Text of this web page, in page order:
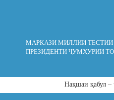
МАРКАЗИ МИЛЛИИ ТЕСТИИ
ПРЕЗИДЕНТИ ҶУМҲУРИИ
Нақшаи қабул –